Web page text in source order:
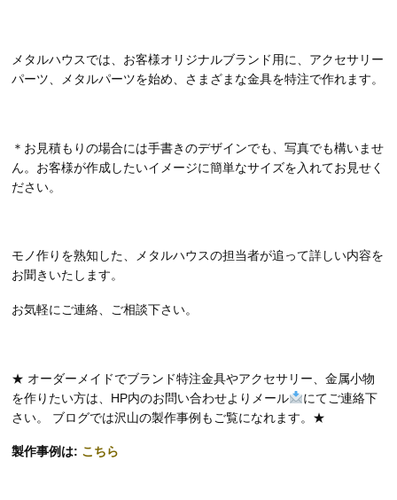
メタルハウスでは、お客様オリジナルブランド用に、アクセサリー
パーツ、メタルパーツを始め、さまざまな金具を特注で作れます。
＊お見積もりの場合には手書きのデザインでも、写真でも構いませ
ん。お客様が作成したいイメージに簡単なサイズを入れてお見せく
ださい。
モノ作りを熟知した、メタルハウスの担当者が追って詳しい内容を
お聞きいたします。
お気軽にご連絡、ご相談下さい。
★ オーダーメイドでブランド特注金具やアクセサリー、金属小物
を作りたい方は、HP内のお問い合わせよりメール
にてご連絡下
さい。 ブログでは沢山の製作事例もご覧になれます。★
製作事例は: こちら